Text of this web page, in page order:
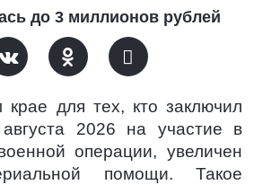
до 3 миллионов рублей
для тех, кто заключил
2026 на участие в
операции, увеличен
помощи. Такое